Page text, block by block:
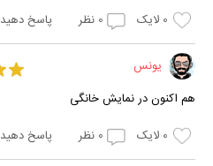
0 لایک 0 نظر پاسخ دهید
یونس
هم اکنون در نمایش خانگی
0 لایک 0 نظر پاسخ دهید